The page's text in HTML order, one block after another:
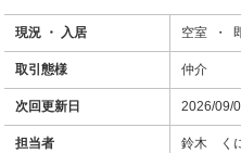
現況 ・ 入居 空室 ・
取引態様 仲介
次回更新日 2026/09/
担当者 鈴木 く